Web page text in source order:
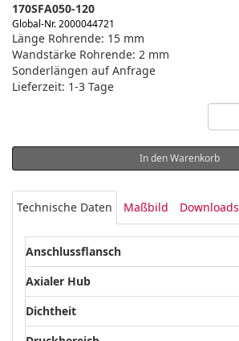
170SFA050-120
Global-Nr. 2000044721
Länge Rohrende: 15 mm
Wandstärke Rohrende: 2 mm
Sonderlängen auf Anfrage
Lieferzeit: 1-3 Tage
In den Warenkorb
Technische Daten Maßbild Downloads
Anschlussflansch
Axialer Hub
Dichtheit